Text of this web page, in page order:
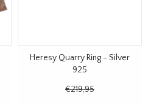
Heresy Quarry Ring - Silver
925
€219,95